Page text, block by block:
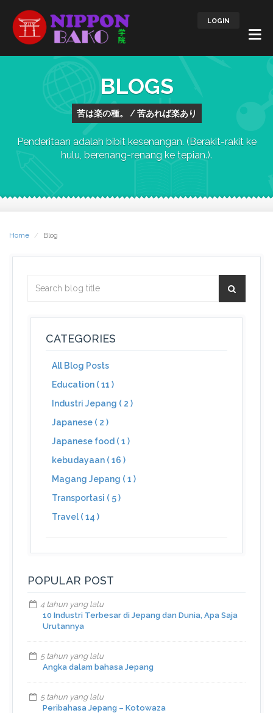
LOGIN
BLOGS
苦は楽の種。 / 苦あれば楽あり
Penderitaan adalah bibit kesenangan. (Berakit-rakit ke
hulu, berenang-renang ke tepian.).
Home Blog
CATEGORIES
All Blog Posts
Education ( 11 )
Industri Jepang ( 2 )
Japanese ( 2 )
Japanese food ( 1 )
kebudayaan ( 16 )
Magang Jepang ( 1 )
Transportasi ( 5 )
Travel ( 14 )
POPULAR POST
4 tahun yang lalu
10 Industri Terbesar di Jepang dan Dunia, Apa Saja
Urutannya
5 tahun yang lalu
Angka dalam bahasa Jepang
5 tahun yang lalu
Peribahasa Jepang – Kotowaza